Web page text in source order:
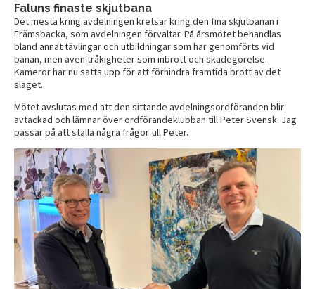
Faluns finaste skjutbana
Det mesta kring avdelningen kretsar kring den fina skjutbanan i
Främsbacka, som avdelningen förvaltar. På årsmötet behandlas
bland annat tävlingar och utbildningar som har genomförts vid
banan, men även tråkigheter som inbrott och skadegörelse.
Kameror har nu satts upp för att förhindra framtida brott av det
slaget.
Mötet avslutas med att den sittande avdelningsordföranden blir
avtackad och lämnar över ordförandeklubban till Peter Svensk. Jag
passar på att ställa några frågor till Peter.